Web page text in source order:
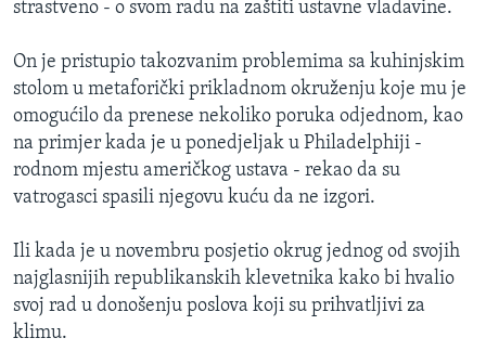
strastveno - o svom radu na zaštiti ustavne vladavine.
On je pristupio takozvanim problemima sa kuhinjskim
stolom u metaforički prikladnom okruženju koje mu je
omogućilo da prenese nekoliko poruka odjednom, kao
na primjer kada je u ponedjeljak u Philadelphiji -
rodnom mjestu američkog ustava - rekao da su
vatrogasci spasili njegovu kuću da ne izgori.
Ili kada je u novembru posjetio okrug jednog od svojih
najglasnijih republikanskih klevetnika kako bi hvalio
svoj rad u donošenju poslova koji su prihvatljivi za
klimu.